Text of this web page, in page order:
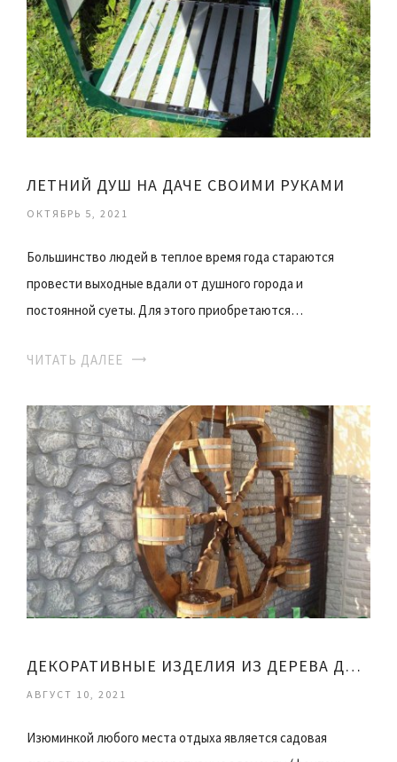
ЛЕТНИЙ ДУШ НА ДАЧЕ СВОИМИ РУКАМИ
ОКТЯБРЬ 5, 2021
Большинство людей в теплое время года стараются
провести выходные вдали от душного города и
постоянной суеты. Для этого приобретаются…
ЧИТАТЬ ДАЛЕЕ
ДЕКОРАТИВНЫЕ ИЗДЕЛИЯ ИЗ ДЕРЕВА ДЛЯ САДА
АВГУСТ 10, 2021
Изюминкой любого места отдыха является садовая